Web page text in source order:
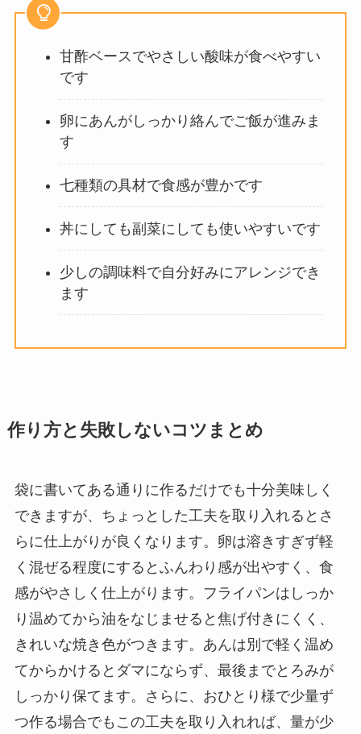
甘酢ベースでやさしい酸味が食べやすい
です
卵にあんがしっかり絡んでご飯が進みま
す
七種類の具材で食感が豊かです
丼にしても副菜にしても使いやすいです
少しの調味料で自分好みにアレンジでき
ます
作り方と失敗しないコツまとめ
袋に書いてある通りに作るだけでも十分美味しく
できますが、ちょっとした工夫を取り入れるとさ
らに仕上がりが良くなります。卵は溶きすぎず軽
く混ぜる程度にするとふんわり感が出やすく、食
感がやさしく仕上がります。フライパンはしっか
り温めてから油をなじませると焦げ付きにくく、
きれいな焼き色がつきます。あんは別で軽く温め
てからかけるとダマにならず、最後までとろみが
しっかり保てます。さらに、おひとり様で少量ず
つ作る場合でもこの工夫を取り入れれば、量が少